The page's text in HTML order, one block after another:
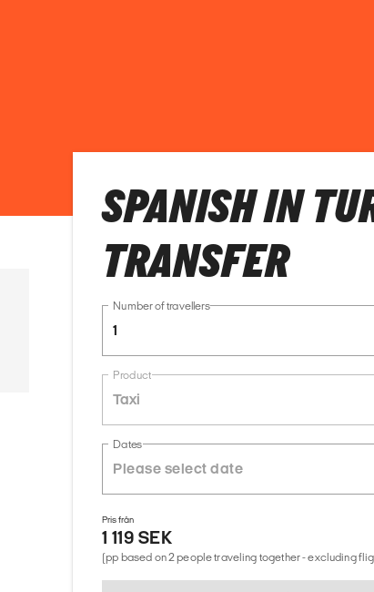
SPANISH IN
TRANSFER
Number of travellers
1
Product
Taxi
Dates
Pris från
1 119 SEK
(pp based on 2 people traveling together - excluding